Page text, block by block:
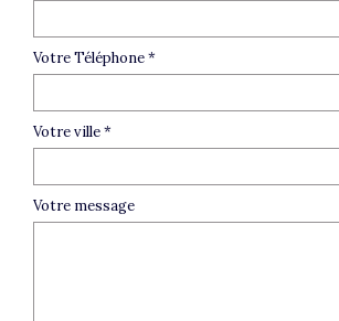
Votre Téléphone *
Votre ville *
Votre message